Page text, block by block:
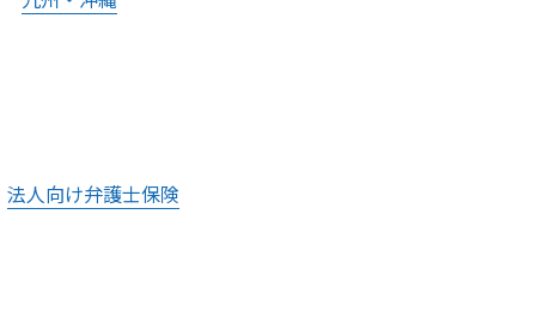
法人向け弁護士保険